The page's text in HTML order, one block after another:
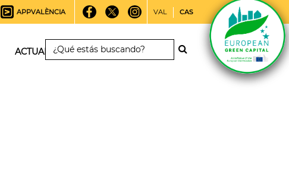
APPVALÈNCIA VAL CAS
ACTUALIDAD